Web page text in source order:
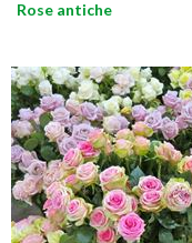
Rose antiche